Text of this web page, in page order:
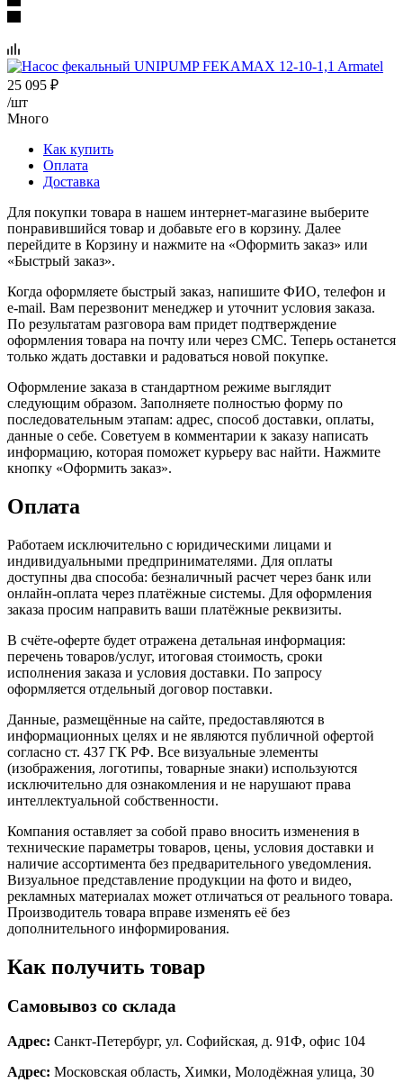
25 095 ₽
/шт
Много
Как купить
Оплата
Доставка
Для покупки товара в нашем интернет-магазине выберите
понравившийся товар и добавьте его в корзину. Далее
перейдите в Корзину и нажмите на «Оформить заказ» или
«Быстрый заказ».
Когда оформляете быстрый заказ, напишите ФИО, телефон и
e-mail. Вам перезвонит менеджер и уточнит условия заказа.
По результатам разговора вам придет подтверждение
оформления товара на почту или через СМС. Теперь останется
только ждать доставки и радоваться новой покупке.
Оформление заказа в стандартном режиме выглядит
следующим образом. Заполняете полностью форму по
последовательным этапам: адрес, способ доставки, оплаты,
данные о себе. Советуем в комментарии к заказу написать
информацию, которая поможет курьеру вас найти. Нажмите
кнопку «Оформить заказ».
Оплата
Работаем исключительно с юридическими лицами и
индивидуальными предпринимателями. Для оплаты
доступны два способа: безналичный расчет через банк или
онлайн-оплата через платёжные системы. Для оформления
заказа просим направить ваши платёжные реквизиты.
В счёте-оферте будет отражена детальная информация:
перечень товаров/услуг, итоговая стоимость, сроки
исполнения заказа и условия доставки. По запросу
оформляется отдельный договор поставки.
Данные, размещённые на сайте, предоставляются в
информационных целях и не являются публичной офертой
согласно ст. 437 ГК РФ. Все визуальные элементы
(изображения, логотипы, товарные знаки) используются
исключительно для ознакомления и не нарушают права
интеллектуальной собственности.
Компания оставляет за собой право вносить изменения в
технические параметры товаров, цены, условия доставки и
наличие ассортимента без предварительного уведомления.
Визуальное представление продукции на фото и видео,
рекламных материалах может отличаться от реального товара.
Производитель товара вправе изменять её без
дополнительного информирования.
Как получить товар
Самовывоз со склада
Адрес: Санкт-Петербург, ул. Софийская, д. 91Ф, офис 104
Адрес: Московская область, Химки, Молодёжная улица, 30